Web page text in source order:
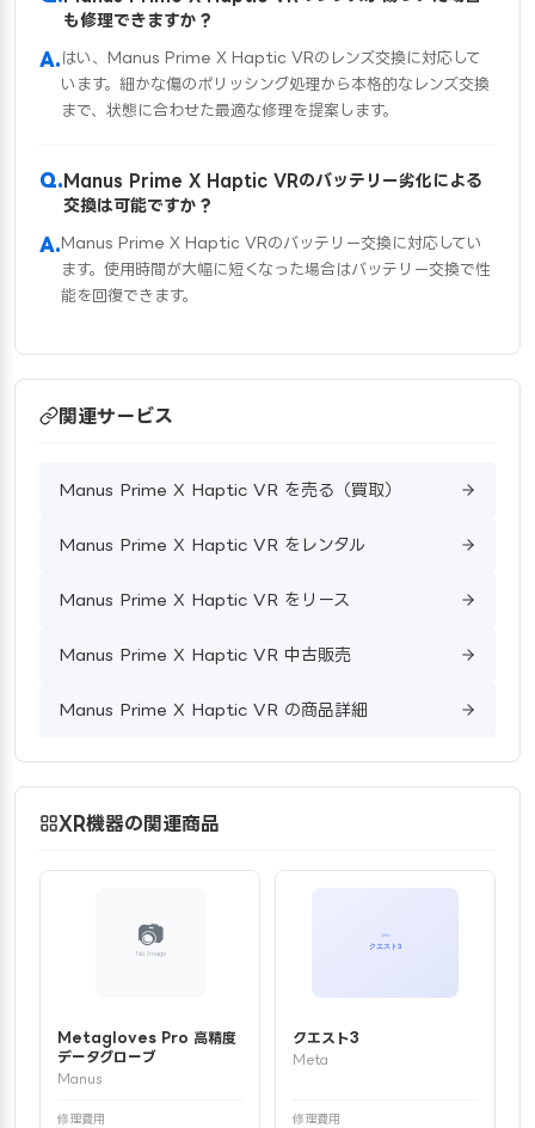
も修理できますか？
はい、Manus Prime X Haptic VRのレンズ交換に対応して
います。細かな傷のポリッシング処理から本格的なレンズ交換
まで、状態に合わせた最適な修理を提案します。
Manus Prime X Haptic VRのバッテリー劣化による
交換は可能ですか？
Manus Prime X Haptic VRのバッテリー交換に対応してい
ます。使用時間が大幅に短くなった場合はバッテリー交換で性
能を回復できます。
関連サービス
Manus Prime X Haptic VR を売る（買取）
Manus Prime X Haptic VR をレンタル
Manus Prime X Haptic VR をリース
Manus Prime X Haptic VR 中古販売
Manus Prime X Haptic VR の商品詳細
XR機器の関連商品
Metagloves Pro 高精度
データグローブ
Manus
修理費用
クエスト3
Meta
修理費用